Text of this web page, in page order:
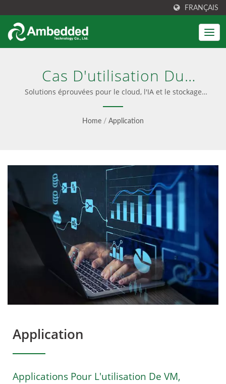
FRANÇAIS
Cas D'utilisation Du
Stockage Ceph
Solutions éprouvées pour le cloud, l'IA et le stockage
d'entreprise
Home / Application
Application
Applications Pour L'utilisation De VM,